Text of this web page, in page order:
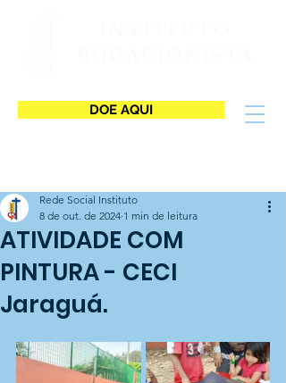
DOE AQUI
ATIVIDADE COM
PINTURA - CECI
Jaraguá.
Rede Social Instituto
8 de out. de 2024 1 min de leitura